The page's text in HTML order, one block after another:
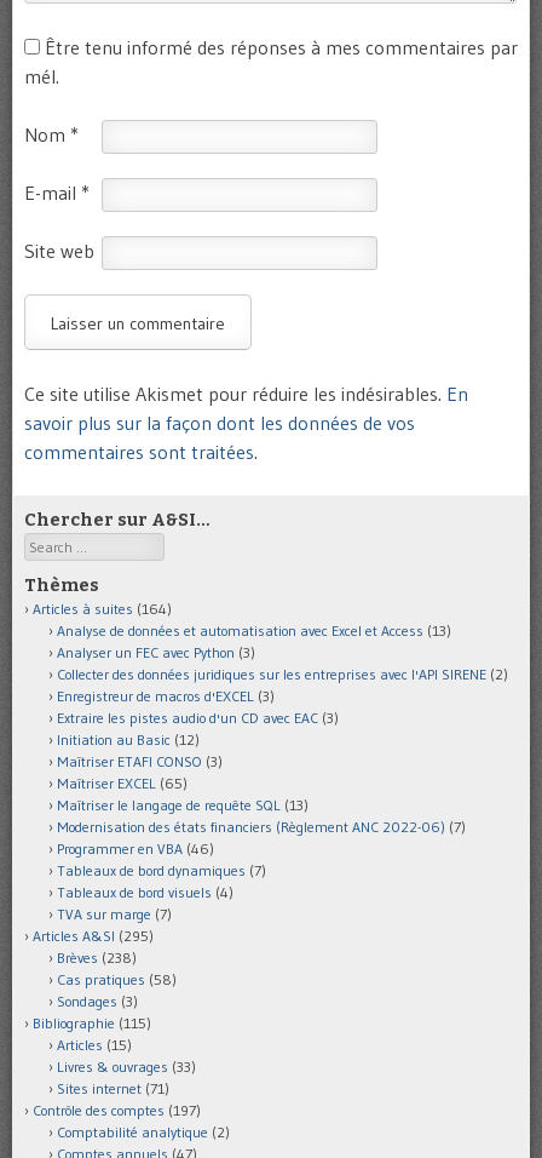
Être tenu informé des réponses à mes commentaires par
mél.
Nom *
E-mail *
Site web
Ce site utilise Akismet pour réduire les indésirables. En
savoir plus sur la façon dont les données de vos
commentaires sont traitées.
Chercher sur A&SI…
Search
Thèmes
Articles à suites (164)
Analyse de données et automatisation avec Excel et Access (13)
Analyser un FEC avec Python (3)
Collecter des données juridiques sur les entreprises avec l'API SIRENE (2)
Enregistreur de macros d'EXCEL (3)
Extraire les pistes audio d'un CD avec EAC (3)
Initiation au Basic (12)
Maîtriser ETAFI CONSO (3)
Maîtriser EXCEL (65)
Maîtriser le langage de requête SQL (13)
Modernisation des états financiers (Règlement ANC 2022-06) (7)
Programmer en VBA (46)
Tableaux de bord dynamiques (7)
Tableaux de bord visuels (4)
TVA sur marge (7)
Articles A&SI (295)
Brèves (238)
Cas pratiques (58)
Sondages (3)
Bibliographie (115)
Articles (15)
Livres & ouvrages (33)
Sites internet (71)
Contrôle des comptes (197)
Comptabilité analytique (2)
Comptes annuels (47)